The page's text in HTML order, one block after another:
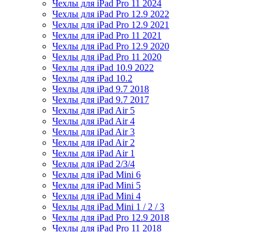
Чехлы для iPad Pro 11 2024
Чехлы для iPad Pro 12.9 2022
Чехлы для iPad Pro 12.9 2021
Чехлы для iPad Pro 11 2021
Чехлы для iPad Pro 12.9 2020
Чехлы для iPad Pro 11 2020
Чехлы для iPad 10.9 2022
Чехлы для iPad 10.2
Чехлы для iPad 9.7 2018
Чехлы для iPad 9.7 2017
Чехлы для iPad Air 5
Чехлы для iPad Air 4
Чехлы для iPad Air 3
Чехлы для iPad Air 2
Чехлы для iPad Air 1
Чехлы для iPad 2/3/4
Чехлы для iPad Mini 6
Чехлы для iPad Mini 5
Чехлы для iPad Mini 4
Чехлы для iPad Mini 1 / 2 / 3
Чехлы для iPad Pro 12.9 2018
Чехлы для iPad Pro 11 2018